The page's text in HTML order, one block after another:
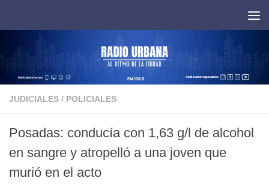
JUDICIALES / POLICIALES
Posadas: conducía con 1,63 g/l de alcohol
en sangre y atropelló a una joven que
murió en el acto